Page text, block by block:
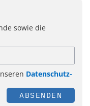
sowie die
Datenschutz-
ABSENDEN